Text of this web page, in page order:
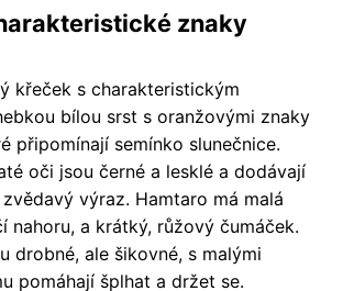
znaky
křeček s charakteristickým
bílou srst s oranžovými znaky
připomínají semínko slunečnice.
oči jsou černé a lesklé a dodávají
výraz. Hamtaro má malá
nahoru, a krátký, růžový čumáček.
drobné, ale šikovné, s malými
pomáhají šplhat a držet se.